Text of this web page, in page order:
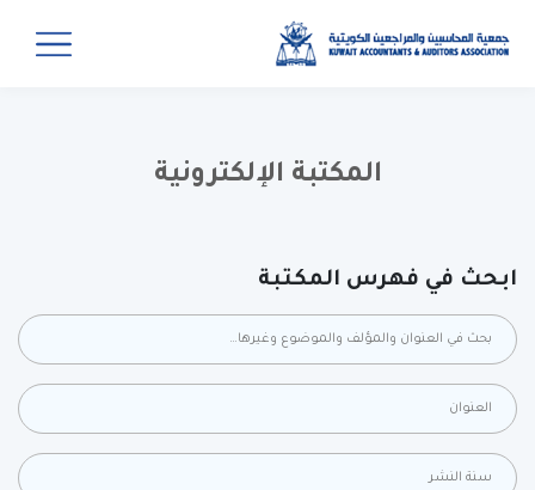
المكتبة الإلكترونية
ابحث في فهرس المكتبة
بحث في كل الحقول